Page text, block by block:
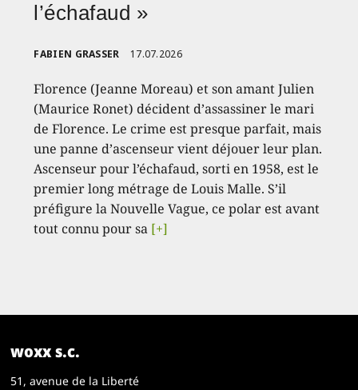
l’échafaud »
FABIEN GRASSER 17.07.2026
Florence (Jeanne Moreau) et son amant Julien
(Maurice Ronet) décident d’assassiner le mari
de Florence. Le crime est presque parfait, mais
une panne d’ascenseur vient déjouer leur plan.
Ascenseur pour l’échafaud, sorti en 1958, est le
premier long métrage de Louis Malle. S’il
préfigure la Nouvelle Vague, ce polar est avant
tout connu pour sa [+]
woxx s.c.
51, avenue de la Liberté